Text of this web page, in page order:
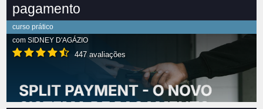
pagamento
curso prático
com SIDNEY D'AGÁZIO
447 avaliações